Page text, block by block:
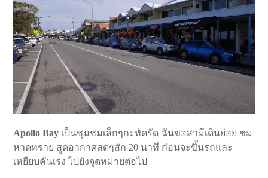
Apollo Bay เป็นชุมชมเล็กๆกะทัดรัด ฉันขอสามีเดินย่อย ชม
หาดทราย สูดอากาศสดๆสัก 20 นาที ก่อนจะขึ้นรถและ
เหยียบคันเร่ง ไปยังจุดหมายต่อไป